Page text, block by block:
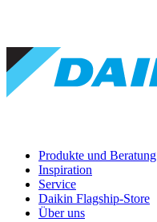
Produkte und Beratung
Inspiration
Service
Daikin Flagship-Store
Über uns